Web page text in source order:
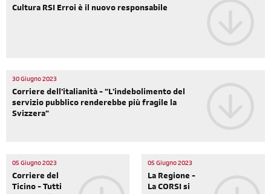
Cultura RSI Erroi è il nuovo responsabile
30 Giugno 2023
Corriere dell'italianità - "L'indebolimento del
servizio pubblico renderebbe più fragile la
Svizzera"
05 Giugno 2023
Corriere del
Ticino - Tutti
05 Giugno 2023
La Regione -
La CORSI si